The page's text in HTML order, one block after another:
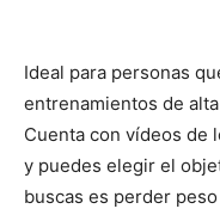
Ideal para personas
entrenamientos de
Cuenta con vídeos de
y puedes elegir el
buscas es perder